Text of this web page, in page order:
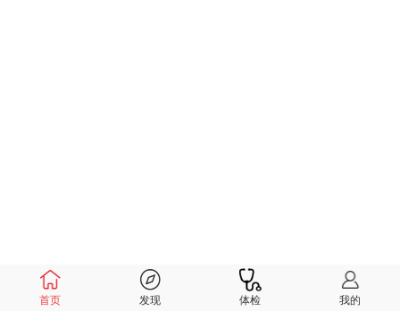
首页 发现 体检 我的